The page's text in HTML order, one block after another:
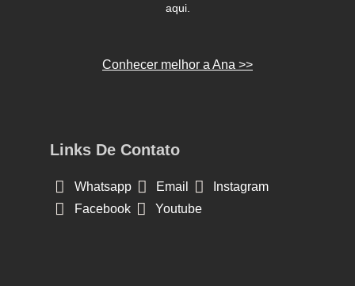
aqui.
Conhecer melhor a Ana >>
Links De Contato
Whatsapp Email
Instagram
Facebook
Youtube